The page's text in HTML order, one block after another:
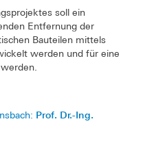
soll ein
Entfernung der
Bauteilen mittels
werden und für eine
Prof. Dr.-Ing.